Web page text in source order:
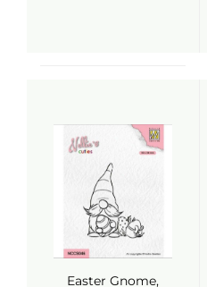
Easter Gnome,